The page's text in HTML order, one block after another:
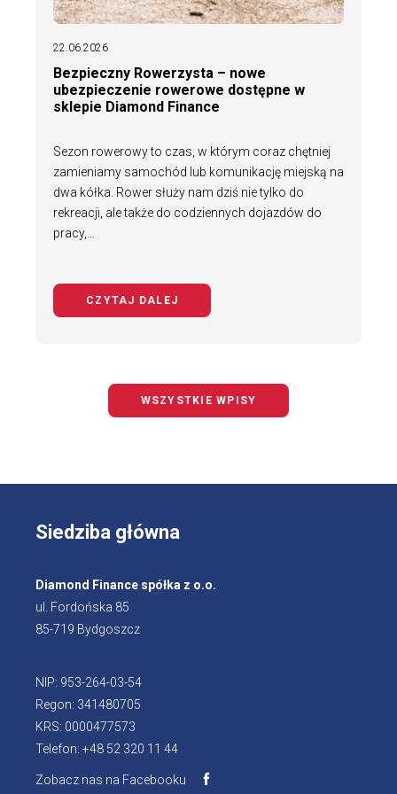
22.06.2026
Bezpieczny Rowerzysta – nowe
ubezpieczenie rowerowe dostępne w
sklepie Diamond Finance
Sezon rowerowy to czas, w którym coraz chętniej
zamieniamy samochód lub komunikację miejską na
dwa kółka. Rower służy nam dziś nie tylko do
rekreacji, ale także do codziennych dojazdów do
pracy,…
CZYTAJ DALEJ
WSZYSTKIE WPISY
Siedziba główna
Diamond Finance spółka z o.o.
ul. Fordońska 85
85-719 Bydgoszcz
NIP: 953-264-03-54
Regon: 341480705
KRS: 0000477573
Telefon: +48 52 320 11 44
Zobacz nas na Facebooku Otworzy